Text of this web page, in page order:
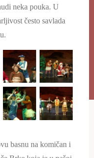
neka pouka. U
često savlada
basnu na komičan i